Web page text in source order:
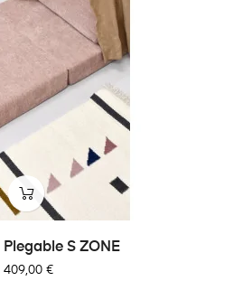
S ZONE
Precio
409,00 €